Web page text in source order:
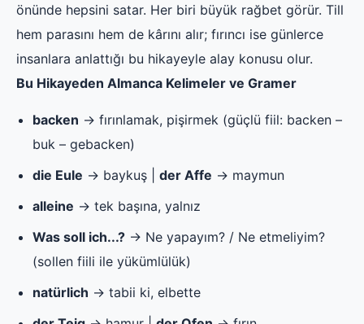
önünde hepsini satar. Her biri büyük rağbet görür. Till
hem parasını hem de kârını alır; fırıncı ise günlerce
insanlara anlattığı bu hikayeyle alay konusu olur.
Bu Hikayeden Almanca Kelimeler ve Gramer
backen → fırınlamak, pişirmek (güçlü fiil: backen –
buk – gebacken)
die Eule → baykuş | der Affe → maymun
alleine → tek başına, yalnız
Was soll ich...? → Ne yapayım? / Ne etmeliyim?
(sollen fiili ile yükümlülük)
natürlich → tabii ki, elbette